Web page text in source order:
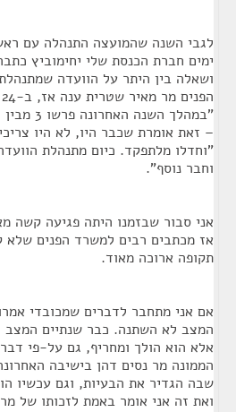
לגבי השנה שהמועצה התנהלה עם
ימים חברת הכנסת שלי יחימוביץ
ושאלה בין היתר על הוועדה
"במהלך
– זאת אומרת שכבר היו, לא היו
"וחדלו מלתפקד. כיום מתנהלת
וחבר נוסף".
אני סבור שבזמנו היתה פגיעה קשה
אז מכתבים רבים למשרד הפנים שלא
תקופה ארוכה מאוד.
אם אני מתחבר לדברים שמכובדי
המצב לא השתנה. כבר שנתיים
אלא הוא הולך ומחריף, גם על-פי
הממונה מר נסים דהן בישיבה
שבה הגדיר את הבעיות, וגם עכשיו
ואת זה אני אומר באמת לזכותו של